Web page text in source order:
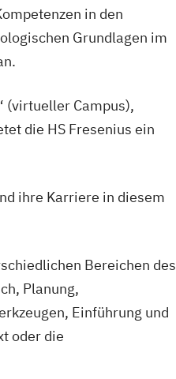
in den
Grundlagen im
(virtueller Campus),
die HS Fresenius ein
ihre Karriere in diesem
Bereichen des
Planung,
Einführung und
oder die